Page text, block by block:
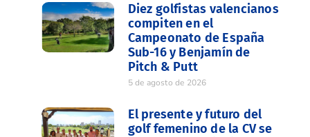
Diez golfistas valencianos
compiten en el
Campeonato de España
Sub-16 y Benjamín de
Pitch & Putt
5 de agosto de 2026
El presente y futuro del
golf femenino de la CV se